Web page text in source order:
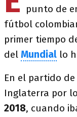
punto de
fútbol
primer tiempo
del Mundial lo
En el partido
Inglaterra por
2018, cuando